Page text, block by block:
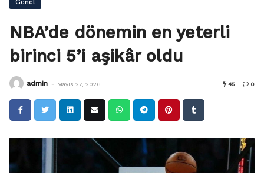
Genel
NBA’de dönemin en yeterli
birinci 5’i aşikâr oldu
admin - Mayıs 27, 2026 45 0